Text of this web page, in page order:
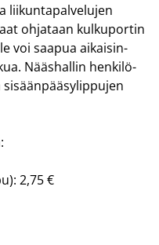
lii­kun­ta­pal­ve­lu­jen
oh­ja­taan kul­ku­por­tin
voi saa­pua ai­kai­sin­
Nääs­hal­lin hen­ki­lö­
2,75 €